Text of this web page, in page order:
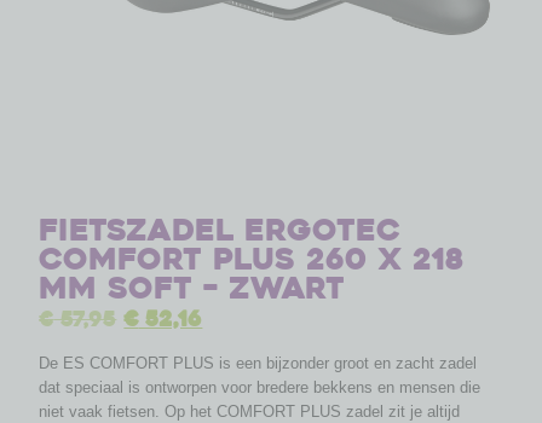
Fietszadel Ergotec
Comfort Plus 260 x 218
mm soft – zwart
€57,95 €52,16
De ES COMFORT PLUS is een bijzonder groot en zacht zadel
dat speciaal is ontworpen voor bredere bekkens en mensen die
niet vaak fietsen. Op het COMFORT PLUS zadel zit je altijd